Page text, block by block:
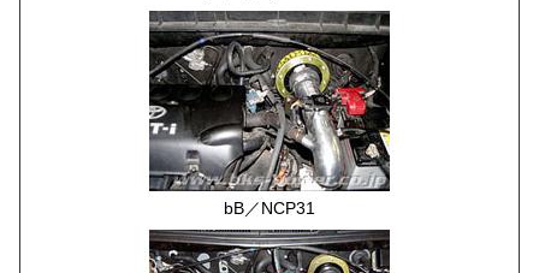
bB／NCP31